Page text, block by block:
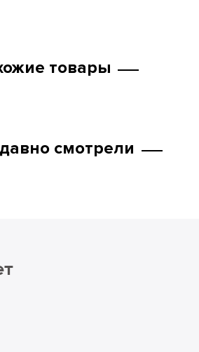
товары
смотрели